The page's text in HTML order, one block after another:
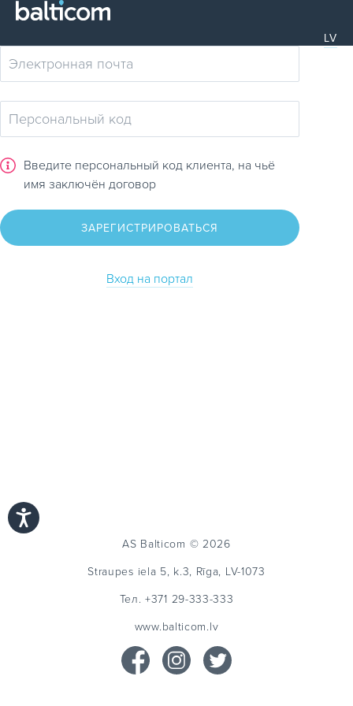
LV
Введите персональный код клиента, на чьё
имя заключён договор
ЗАРЕГИСТРИРОВАТЬСЯ
Вход на портал
AS Balticom © 2026
Straupes iela 5, k.3, Rīga, LV-1073
Тел. +371 29-333-333
www.balticom.lv